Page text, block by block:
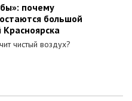
почему
большой
чистый воздух?